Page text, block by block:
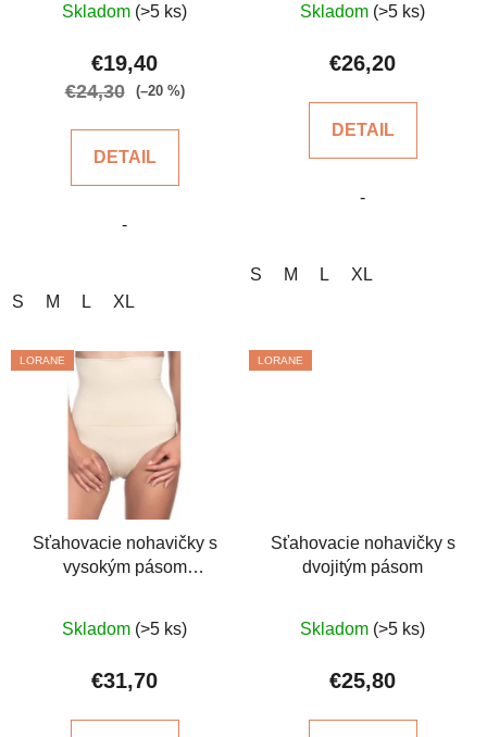
hodnotenie
produktu
5
Skladom (>5 ks)
€19,40
€24,30 (–20 %)
DETAIL
-
S M L XL
hodnotenie
produktu
z
hviezdičiek.
Skladom (>5 ks)
€26,20
DETAIL
-
S M L XL
LORANE
Sťahovacie nohavičky s
vysokým pásom
hodnotenie
produktu
Skladom (>5 ks)
€31,70
LORANE
Sťahovacie nohavičky s
dvojitým pásom
hodnotenie
produktu
Skladom (>5 ks)
€25,80